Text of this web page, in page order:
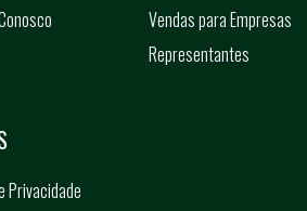
Vendas para Empresas
Representantes
Privacidade